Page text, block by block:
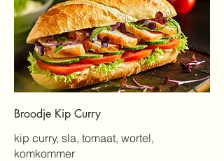
Broodje Kip Curry
kip curry, sla, tomaat, wortel,
komkommer